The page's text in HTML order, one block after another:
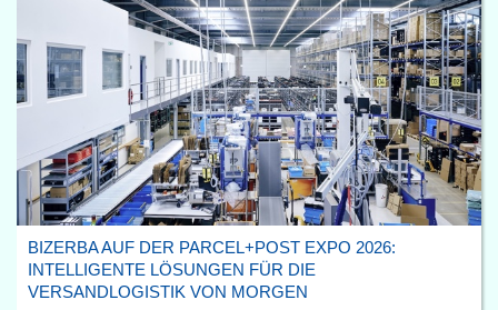
BIZERBA AUF DER PARCEL+POST EXPO 2026:
INTELLIGENTE LÖSUNGEN FÜR DIE
VERSANDLOGISTIK VON MORGEN